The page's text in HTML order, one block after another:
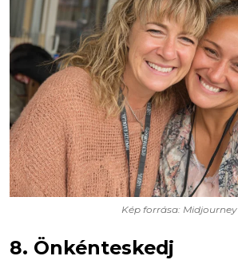
Kép forrása: Midjourney
8. Önkénteskedj